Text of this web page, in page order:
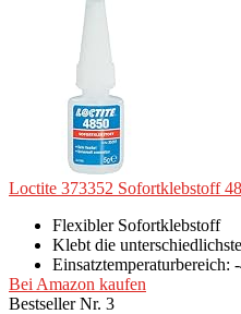
Loctite 373352 Sofortklebstoff
Flexibler Sofortklebstoff
Klebt die
Einsatztemperaturbereich:
Bei Amazon kaufen
Bestseller Nr. 3